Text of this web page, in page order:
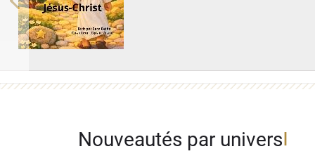
Previous
Nouveautés par univers